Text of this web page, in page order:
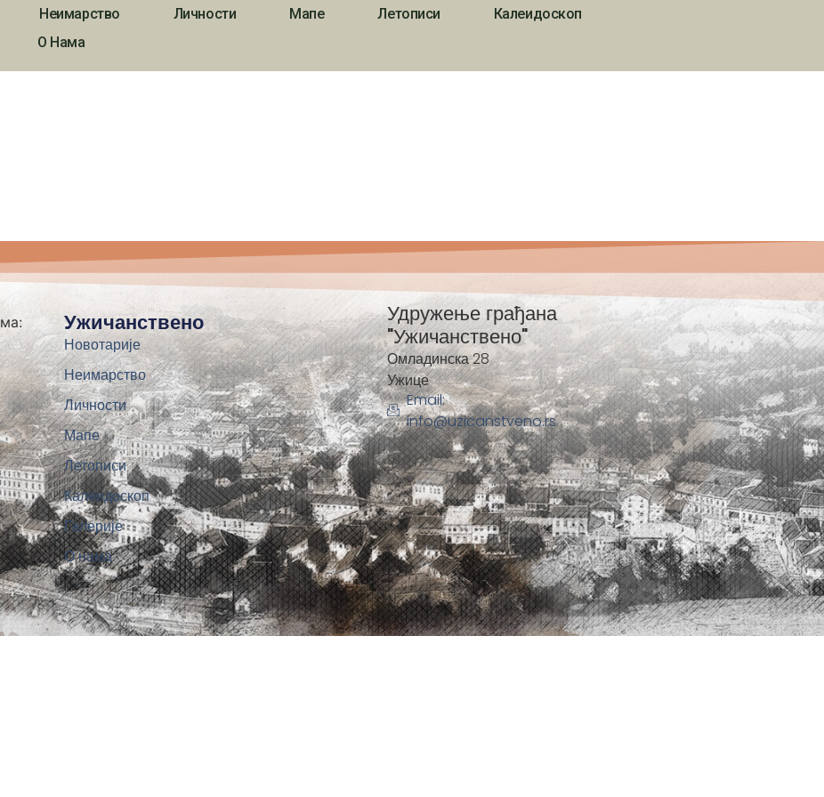
Неимарство Личности Мапе Летописи
Калеидоскоп
О Нама
Ужичанствено
Новотарије
Неимарство
Личности
Мапе
Летописи
Калеидоскоп
Галерије
О нама
Удружење грађана
"Ужичанствено"
Омладинска 28
Ужице
Email:
info@uzicanstveno.rs